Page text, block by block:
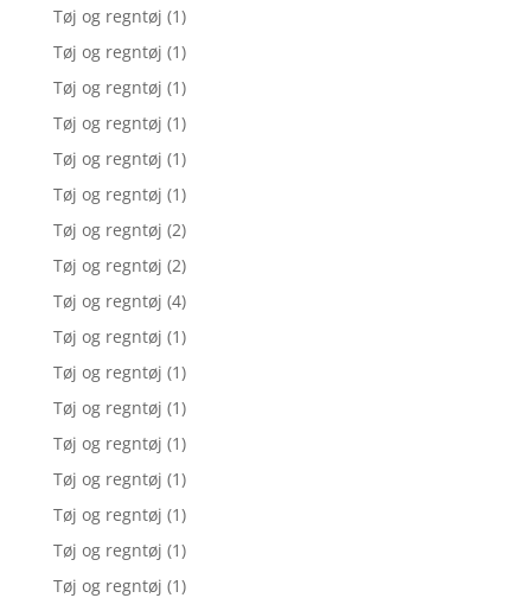
Tøj og regntøj (1)
Tøj og regntøj (1)
Tøj og regntøj (1)
Tøj og regntøj (1)
Tøj og regntøj (1)
Tøj og regntøj (1)
Tøj og regntøj (2)
Tøj og regntøj (2)
Tøj og regntøj (4)
Tøj og regntøj (1)
Tøj og regntøj (1)
Tøj og regntøj (1)
Tøj og regntøj (1)
Tøj og regntøj (1)
Tøj og regntøj (1)
Tøj og regntøj (1)
Tøj og regntøj (1)